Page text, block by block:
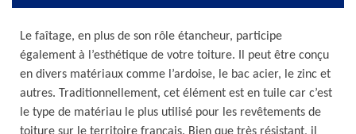
Le faîtage, en plus de son rôle étancheur, participe
également à l’esthétique de votre toiture. Il peut être conçu
en divers matériaux comme l’ardoise, le bac acier, le zinc et
autres. Traditionnellement, cet élément est en tuile car c’est
le type de matériau le plus utilisé pour les revêtements de